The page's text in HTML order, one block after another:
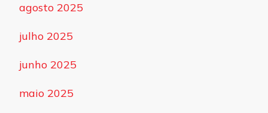
agosto 2025
julho 2025
junho 2025
maio 2025